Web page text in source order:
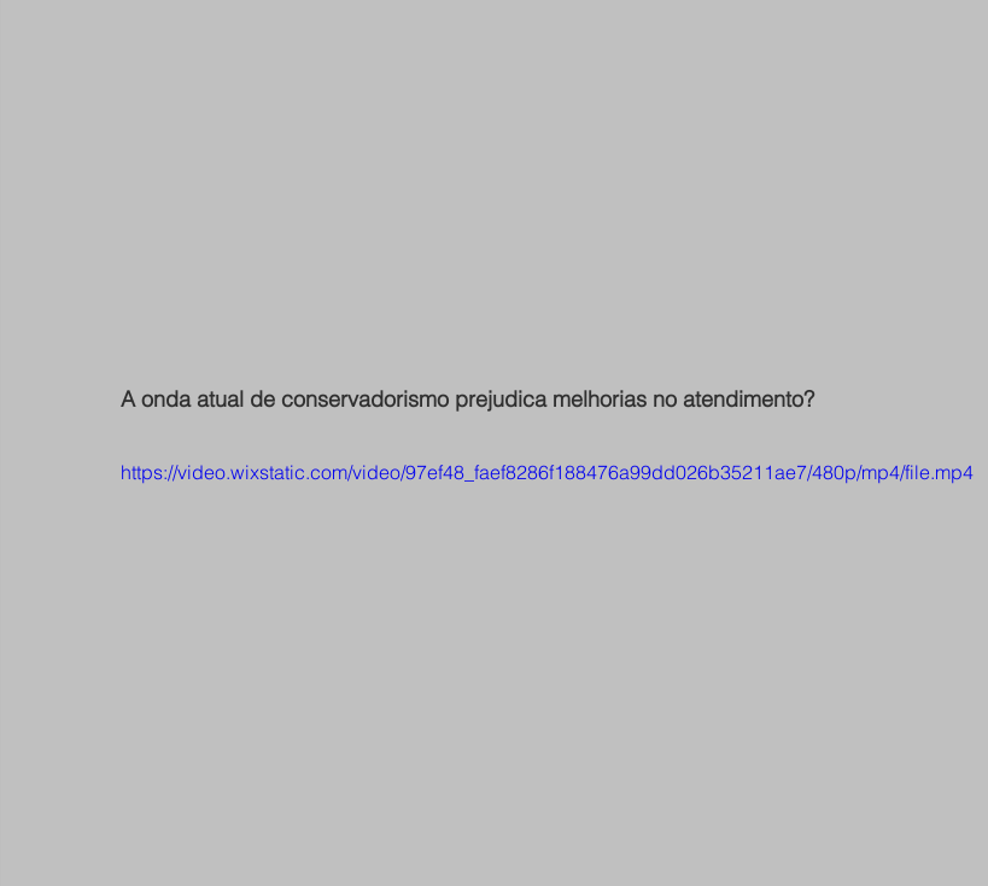
A onda atual de conservadorismo prejudica melhorias no atendimento?
https://video.wixstatic.com/video/97ef48_faef8286f188476a99dd026b35211ae7/480p/mp4/file.mp4